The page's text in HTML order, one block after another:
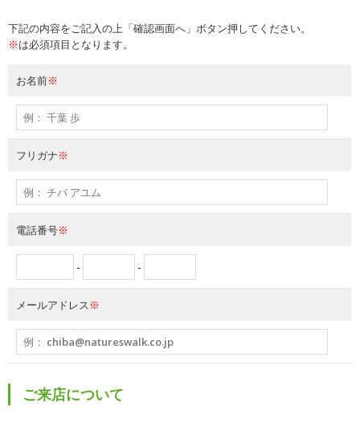
下記の内容をご記入の上「確認画面へ」ボタン押してください。
※は必須項目となります。
お名前※
フリガナ※
電話番号※
- -
メールアドレス※
ご来店について